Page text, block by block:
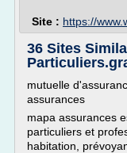
Site : https://
36 Sites
mutuelle
assurances
mapa assurances
particuliers et
habitation,